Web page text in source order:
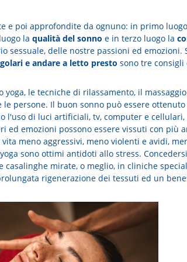
e poi approfondite da ognuno: in primo
la qualità del sonno e in terzo luogo la
sessuale, delle nostre passioni ed emozioni.
e andare a letto presto sono tre consigli
le tecniche di rilassamento, il
persone. Il buon sonno può essere
l'uso di luci artificiali, tv, computer e cellulari,
emozioni possono essere vissuti con più
meno aggressivi, meno violenti e avidi,
sono ottimi antidoti allo stress.
mirate, o meglio, in cliniche
rigenerazione dei tessuti ed un